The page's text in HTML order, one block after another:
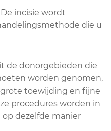
De incisie wordt
die u
de donorgebieden die
worden genomen,
toewijding en fijne
procedures worden in
dezelfde manier